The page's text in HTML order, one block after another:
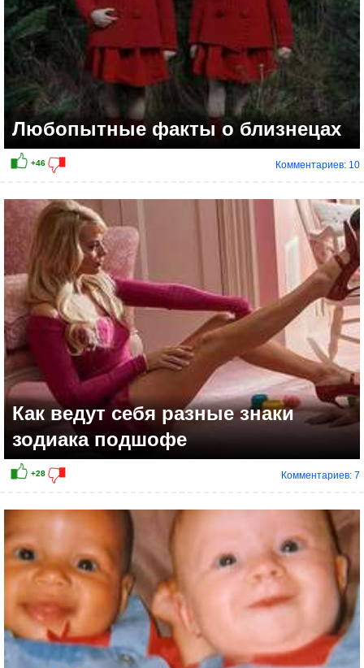
+21
Любопытные факты о близнецах
Комментариев: 10
Как ведут себя разные знаки
зодиака подшофе
Комментариев: 7